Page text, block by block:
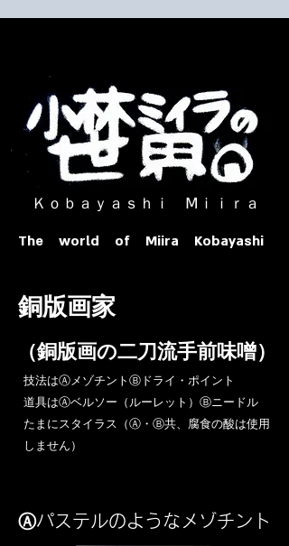
ｏｂａｙａｓｈｉ Ⅿｉｉｒａ​
The world of Miira Kobayashi
​銅版画家
​（銅版画の二刀流手前味噌）
​技法はⒶメゾチントⒷドライ・ポイント
道具はⒶベルソー（ルーレット）Ⓑニードル
​たまにスタイラス（Ⓐ・Ⓑ共、腐食の酸は使用
しません）
Ⓐパステルのようなメゾチント